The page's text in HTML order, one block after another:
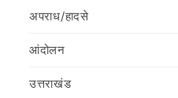
अपराध/हादसे
आंदोलन
उत्तराखंड